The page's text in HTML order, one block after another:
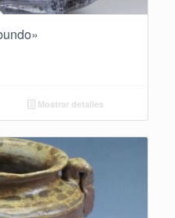
Mostrar detalles